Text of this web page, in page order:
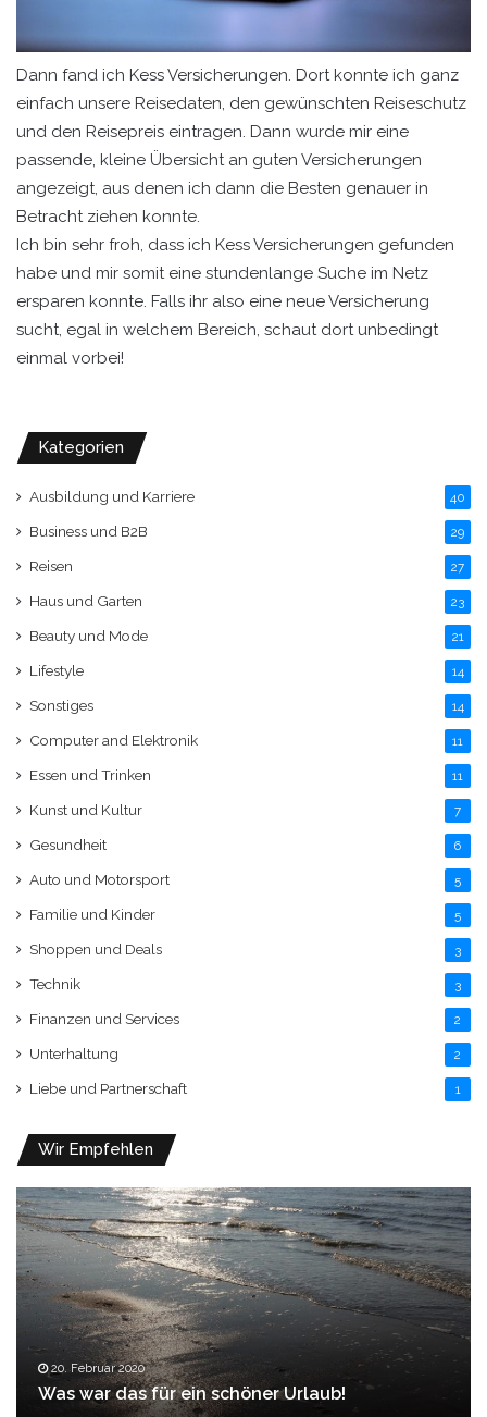
Dann fand ich Kess Versicherungen. Dort konnte ich ganz
einfach unsere Reisedaten, den gewünschten Reiseschutz
und den Reisepreis eintragen. Dann wurde mir eine
passende, kleine Übersicht an guten Versicherungen
angezeigt, aus denen ich dann die Besten genauer in
Betracht ziehen konnte.
Ich bin sehr froh, dass ich Kess Versicherungen gefunden
habe und mir somit eine stundenlange Suche im Netz
ersparen konnte. Falls ihr also eine neue Versicherung
sucht, egal in welchem Bereich, schaut dort unbedingt
einmal vorbei!
Kategorien
Ausbildung und Karriere 40
Business und B2B 29
Reisen 27
Haus und Garten 23
Beauty und Mode 21
Lifestyle 14
Sonstiges 14
Computer and Elektronik 11
Essen und Trinken 11
Kunst und Kultur 7
Gesundheit 6
Auto und Motorsport 5
Familie und Kinder 5
Shoppen und Deals 3
Technik 3
Finanzen und Services 2
Unterhaltung 2
Liebe und Partnerschaft 1
Wir Empfehlen
20. Februar 2020
Was war das für ein schöner Urlaub!